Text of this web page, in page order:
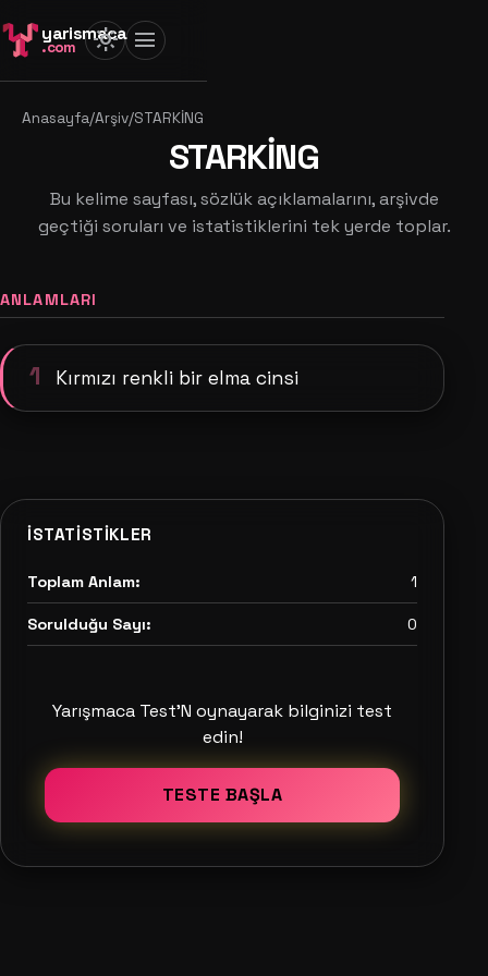
yarismaca
.com light_mode menu
Anasayfa/Arşiv/STARKİNG
STARKİNG
Bu kelime sayfası, sözlük açıklamalarını, arşivde
geçtiği soruları ve istatistiklerini tek yerde toplar.
ANLAMLARI
1 Kırmızı renkli bir elma cinsi
İSTATISTIKLER
Toplam Anlam: 1
Sorulduğu Sayı: 0
Yarışmaca Test'N oynayarak bilginizi test
edin!
TESTE BAŞLA